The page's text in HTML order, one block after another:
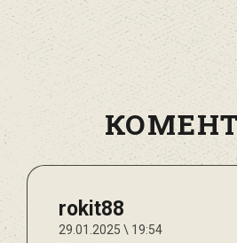
rokit88
29.01.2025 \ 19:54